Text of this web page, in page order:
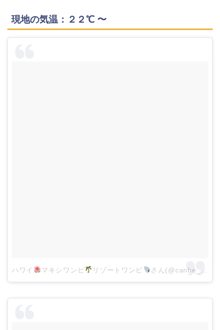
現地の気温：２２℃ 〜
ハワイ マキシワンピ リゾートワンピ さん(@canbe_official)がシェアした投稿